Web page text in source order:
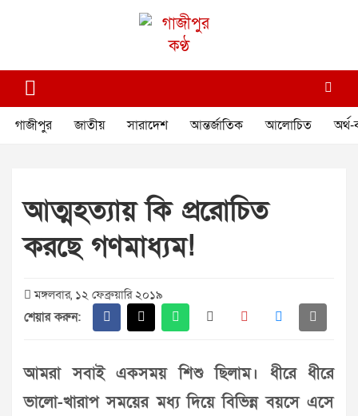
গাজীপুর কণ্ঠ
গাজীপুর জাতীয় সারাদেশ আন্তর্জাতিক আলোচিত অর্থ-
আত্মহত্যায় কি প্ররোচিত
করছে গণমাধ্যম!
মঙ্গলবার, ১২ ফেব্রুয়ারি ২০১৯
শেয়ার করুন:
আমরা সবাই একসময় শিশু ছিলাম। ধীরে ধীরে
ভালো-খারাপ সময়ের মধ্য দিয়ে বিভিন্ন বয়সে এসে